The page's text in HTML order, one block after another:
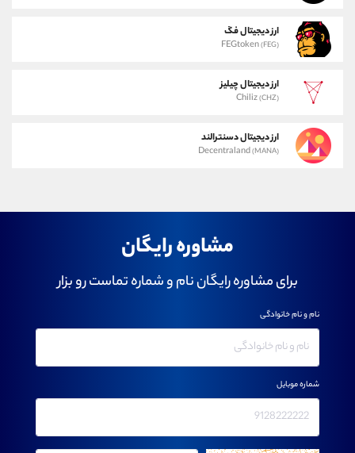
ارز دیجیتال فگ
FEGtoken(FEG)
ارز دیجیتال چیلیز
Chiliz(CHZ)
ارز دیجیتال دسنترالند
Decentraland(MANA)
مشاوره رایگان
برای مشاوره رایگان نام و شماره تماست رو بزار
نام و نام خانوادگی
شماره موبایل